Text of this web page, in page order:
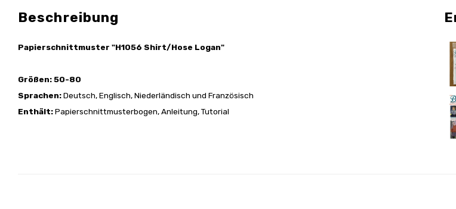
Beschreibung
Papierschnittmuster "H1056 Shirt/Hose Logan"
Größen: 50-80
Sprachen:Deutsch, Englisch, Niederländisch und Französisch
Enthält:Papierschnittmusterbogen, Anleitung, Tutorial